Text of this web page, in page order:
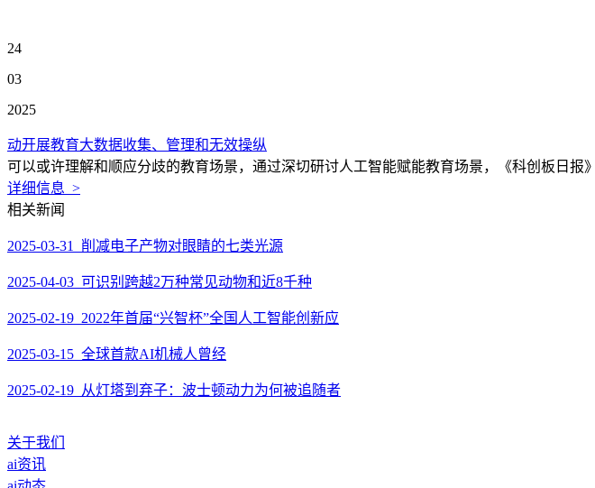
24
03
2025
动开展教育大数据收集、管理和无效操纵
可以或许理解和顺应分歧的教育场景，通过深切研讨人工智能赋能教育场景，《科创板日
详细信息 >
相关新闻
2025-03-31 削减电子产物对眼睛的七类光源
2025-04-03 可识别跨越2万种常见动物和近8千种
2025-02-19 2022年首届“兴智杯”全国人工智能创新应
2025-03-15 全球首款AI机械人曾经
2025-02-19 从灯塔到弃子：波士顿动力为何被追随者
关于我们
ai资讯